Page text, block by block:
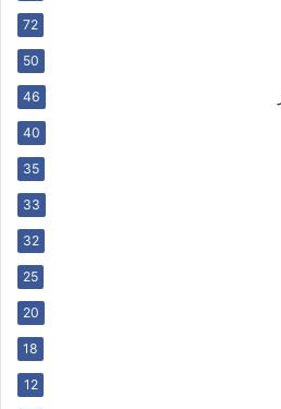
72
50
46
40
35
33
32
25
20
18
12